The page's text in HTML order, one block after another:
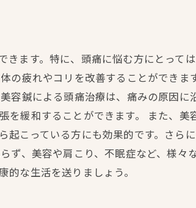
ます。特に、頭痛に悩む方にとって
の疲れやコリを改善することができま
容鍼による頭痛治療は、痛みの原因に
緩和することができます。 また、美
こっている方にも効果的です。さら
、美容や肩こり、不眠症など、様々
な生活を送りましょう。